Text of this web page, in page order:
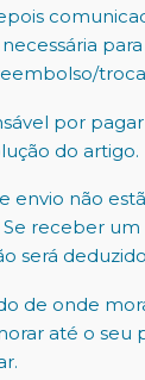
por
do artigo.
envio não
receber
será
de onde
até o seu